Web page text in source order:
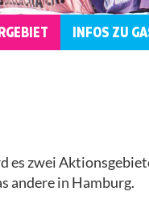
INFOS ZU
es zwei
andere in Hamburg.